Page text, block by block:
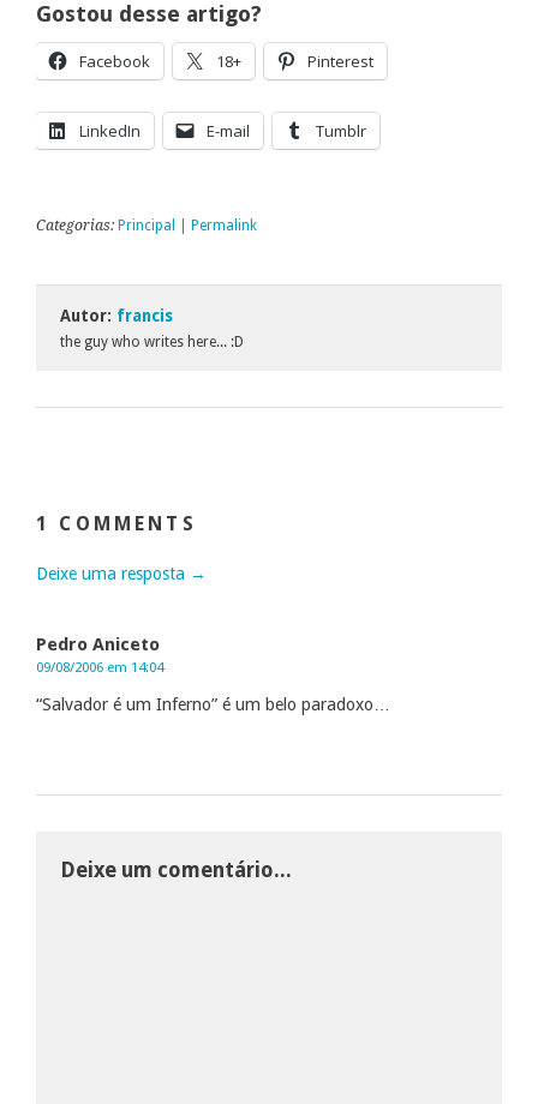
Gostou desse artigo?
Facebook 18+ Pinterest
LinkedIn E-mail Tumblr
Categorias: Principal Permalink
Autor: francis
the guy who writes here... :D
1 COMMENTS
Deixe uma resposta →
Pedro Aniceto
09/08/2006 em 14:04
“Salvador é um Inferno” é um belo paradoxo…
Deixe um comentário...